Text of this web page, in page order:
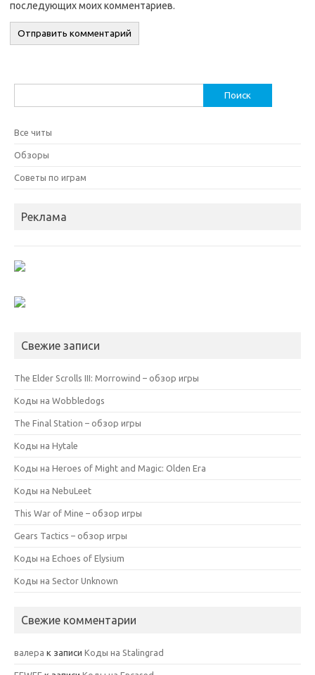
последующих моих комментариев.
Все читы
Обзоры
Советы по играм
Реклама
Свежие записи
The Elder Scrolls III: Morrowind – обзор игры
Коды на Wobbledogs
The Final Station – обзор игры
Коды на Hytale
Коды на Heroes of Might and Magic: Olden Era
Коды на NebuLeet
This War of Mine – обзор игры
Gears Tactics – обзор игры
Коды на Echoes of Elysium
Коды на Sector Unknown
Свежие комментарии
валера к записи Коды на Stalingrad